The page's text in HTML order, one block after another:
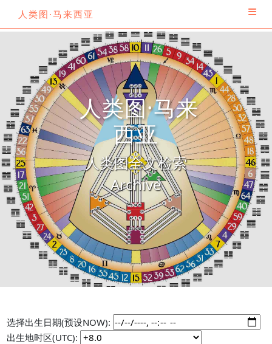
人类图·马来西亚
人类图·马来
西亚
人类图全文检索
Archive
选择出生日期(预设NOW):
出生地时区(UTC):